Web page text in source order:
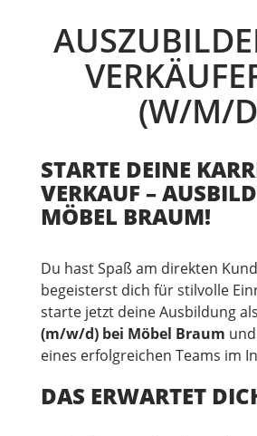
(W/M/
STARTE DEINE
VERKAUF –
MÖBEL BRAUM!
Du hast Spaß am direkten
begeisterst dich für stilvolle
starte jetzt deine Ausbildung als
(m/w/d) bei Möbel Braum
eines erfolgreichen Teams im
DAS ERWARTET